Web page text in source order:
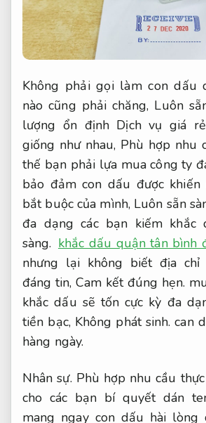
Không phải gọi làm con dấu
nào cũng phải chăng, Luôn
lượng ổn định Dịch vụ giá
giống như nhau, Phù hợp nhu
thế bạn phải lựa mua công ty
bảo đảm con dấu được khiến
bắt buộc của mình, Luôn sẵn
đa dạng các bạn kiếm khắc
sàng. khắc dấu quận tân bình
nhưng lại không biết địa chỉ
đáng tin,Cam kết đúng hẹn.
khắc dấu sẽ tốn cực kỳ đa
tiền bạc, Không phát sinh. can
hàng ngày.
Nhân sự. Phù hợp nhu cầu
cho các bạn bí quyết dán
mang ngay con dấu hài lòng